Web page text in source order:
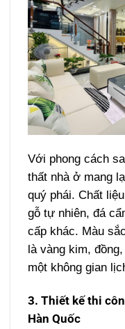
Với phong cách
thất nhà ở mang
quý phái. Chất
gỗ tự nhiên, đá
cấp khác. Màu
là vàng kim,
một không gian
3. Thiết kế thi
Hàn Quốc